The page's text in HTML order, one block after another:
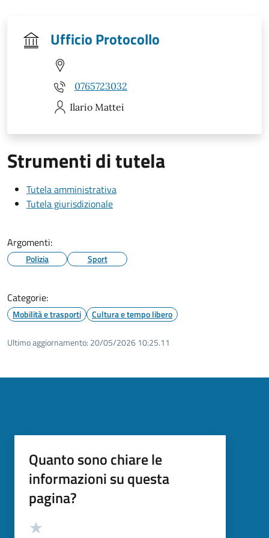
Ufficio Protocollo
0765723032
Ilario Mattei
Strumenti di tutela
Tutela amministrativa
Tutela giurisdizionale
Argomenti:
Polizia Sport
Categorie:
Mobilità e trasporti Cultura e tempo libero
Ultimo aggiornamento: 20/05/2026 10:25.11
Quanto sono chiare le
informazioni su questa
pagina?
Valutazione